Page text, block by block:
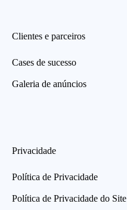
Clientes e parceiros
Cases de sucesso
Galeria de anúncios
Privacidade
Política de Privacidade
Política de Privacidade do Site